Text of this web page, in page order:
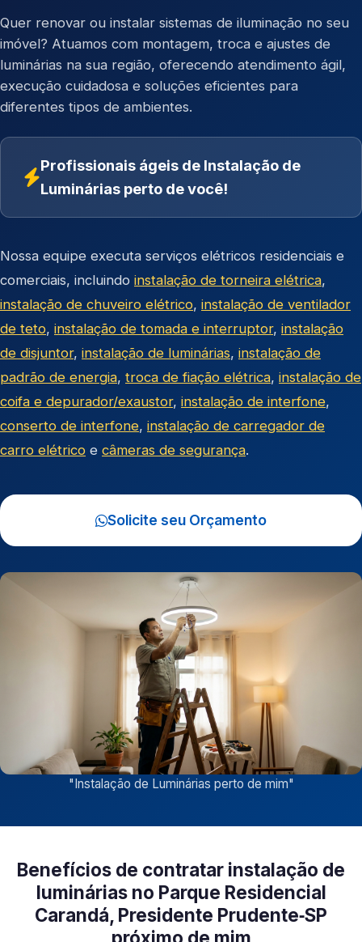
Quer renovar ou instalar sistemas de iluminação no seu
imóvel? Atuamos com montagem, troca e ajustes de
luminárias na sua região, oferecendo atendimento ágil,
execução cuidadosa e soluções eficientes para
diferentes tipos de ambientes.
Profissionais ágeis de Instalação de
Luminárias perto de você!
Nossa equipe executa serviços elétricos residenciais e
comerciais, incluindo instalação de torneira elétrica,
instalação de chuveiro elétrico, instalação de ventilador
de teto, instalação de tomada e interruptor, instalação
de disjuntor, instalação de luminárias, instalação de
padrão de energia, troca de fiação elétrica, instalação de
coifa e depurador/exaustor, instalação de interfone,
conserto de interfone, instalação de carregador de
carro elétrico e câmeras de segurança.
Solicite seu Orçamento
"Instalação de Luminárias perto de mim"
Benefícios de contratar instalação de
luminárias no Parque Residencial
Carandá, Presidente Prudente‑SP
próximo de mim